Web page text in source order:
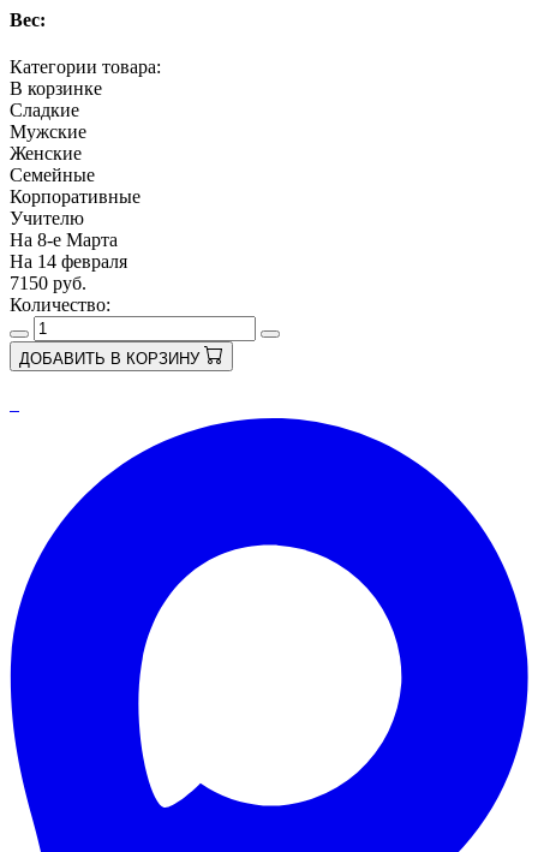
Вес:
Категории товара:
В корзинке
Сладкие
Мужские
Женские
Семейные
Корпоративные
Учителю
На 8-е Марта
На 14 февраля
7150 руб.
Количество:
ДОБАВИТЬ В КОРЗИНУ